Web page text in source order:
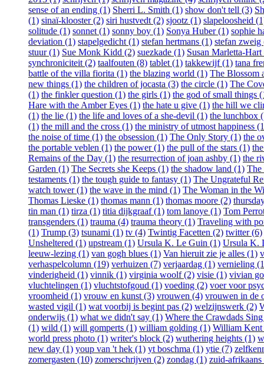
sense of an ending (1) Sherri L. Smith (1) show don't tell (3)
(1) sinaï-klooster (2) siri hustvedt (2) sjootz (1) slapeloosheid
solitude (1) sonnet (1) sonny boy (1) Sonya Huber (1) sophie
deviation (1) stapelgedicht (1) stefan hertmans (1) stefan zweig
stuur (1) Sue Monk Kidd (2) suezkade (1) Susan Marletta-Hart
synchroniciteit (2) taalfouten (8) tablet (1) takkewijf (1) tana
battle of the villa fiorita (1) the blazing world (1) The Blossom
new things (1) the children of jocasta (3) the circle (1) The
(1) the finkler question (1) the girls (1) the god of small things
Hare with the Amber Eyes (1) the hate u give (1) the hill we
(1) the lie (1) the life and loves of a she-devil (1) the lunchbox
(1) the mill and the cross (1) the ministry of utmost happiness
the noise of time (1) the obsession (1) The Only Story (1) the
the portable veblen (1) the power (1) the pull of the stars (1)
Remains of the Day (1) the resurrection of joan ashby (1) the
Garden (1) The Secrets she Keeps (1) the shadow land (1) The
testaments (1) the tough guide to fantasy (1) The Ungrateful
watch tower (1) the wave in the mind (1) The Woman in the
Thomas Lieske (1) thomas mann (1) thomas moore (2)
tin man (1) tirza (1) titia dijkgraaf (1) tom lanoye (1) Tom
transgenders (1) trauma (4) trauma theory (1) Traveling with
(1) Trump (3) tsunami (1) tv (4) Twintig Facetten (2) twitter (6)
Unsheltered (1) upstream (1) Ursula K. Le Guin (1) Ursula K.
leeuw-lezing (1) van gogh blues (1) Van hieruit zie je alles (1)
verhaspelcolumn (19) verhuizen (7) verjaardag (1) vernieling
vinderigheid (1) vinnik (1) virginia woolf (2) visie (1) vivian
vluchtelingen (1) vluchtstofgoud (1) voeding (2) voer voor
vroomheid (1) vrouw en kunst (3) vrouwen (4) vrouwen in de
wasted vigil (1) wat voorbij is begint pas (2) welzijnswerk (2)
onderwijs (1) what we didn't say (1) Where the Crawdads
(1) wild (1) will gomperts (1) william golding (1) William
world press photo (1) writer's block (2) wuthering heights (1)
new day (1) youp van 't hek (1) yt boschma (1) ytie (7)
zomergasten (10) zomerschrijven (2) zondag (1) zuid-afrikaans